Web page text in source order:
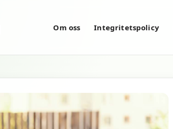
Om oss Integritetspolicy